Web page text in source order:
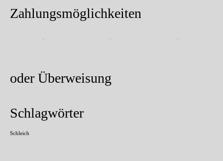
Zahlungsmöglichkeiten
oder Überweisung
Schlagwörter
Schleich